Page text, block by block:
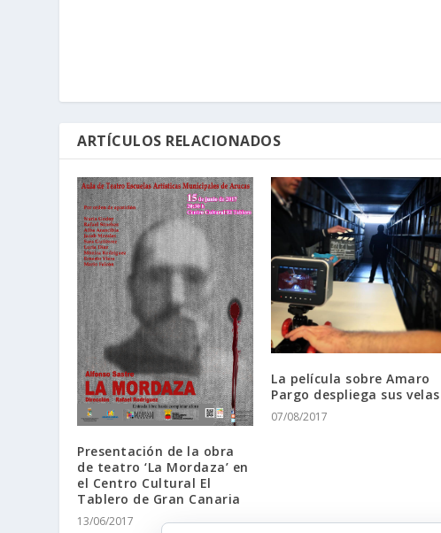
ARTÍCULOS RELACIONADOS
Presentación de la obra
de teatro ‘La Mordaza’ en
el Centro Cultural El
Tablero de Gran Canaria
13/06/2017
La película sobre Amaro
Pargo despliega sus velas
07/08/2017